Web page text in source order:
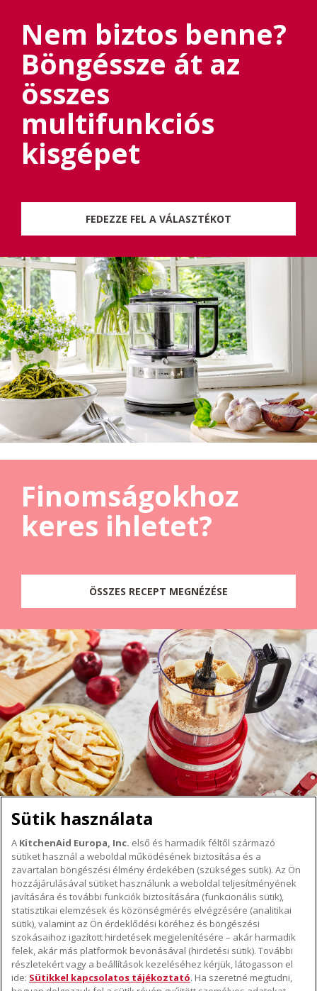
Nem biztos benne?
Böngéssze át az
összes
multifunkciós
kisgépet
FEDEZZE FEL A VÁLASZTÉKOT
Finomságokhoz
keres ihletet?
ÖSSZES RECEPT MEGNÉZÉSE
A KITCHENAID MÁRKÁRÓL
A márka lényege
A márka története
ODR
TÁMOGATÁS
Hol lehet megvenni
Garancia és dokumentumok
Ügyfélszolgálat
KÖVESSEN BENNÜNKET
Sütik használata
A KitchenAid Europa, Inc. első és harmadik féltől származó
sütiket használ a weboldal működésének biztosítása és a
zavartalan böngészési élmény érdekében (szükséges sütik). Az Ön
hozzájárulásával sütiket használunk a weboldal teljesítményének
javítására és további funkciók biztosítására (funkcionális sütik),
statisztikai elemzések és közönségmérés elvégzésére (analitikai
sütik), valamint az Ön érdeklődési köréhez és böngészési
szokásaihoz igazított hirdetések megjelenítésére – akár harmadik
felek, akár más platformok bevonásával (hirdetési sütik). További
részletekért vagy a beállítások kezeléséhez kérjük, látogasson el
ide: Sütikkel kapcsolatos tájékoztató. Ha szeretné megtudni,